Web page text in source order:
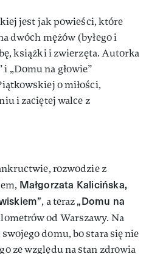
jest jak powieści, które
dwóch mężów (byłego i
książki i zwierzęta. Autorka
„Domu na głowie”
o miłości,
i zaciętej walce z
rozwodzie z
Małgorzata Kalicińska,
, a teraz„Domu na
od Warszawy. Na
domu, bo stara się nie
ze względu na stan zdrowia